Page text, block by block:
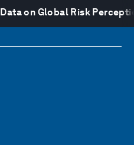
Data on Global Risk